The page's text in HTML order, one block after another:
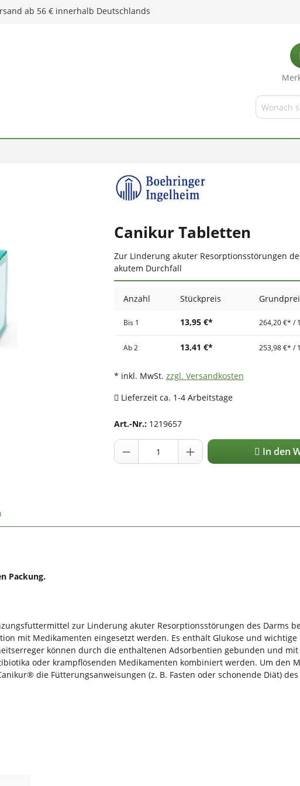
ab 56 € innerhalb Deutschlands
Canikur Tabletten
Zur Linderung akuter Resorptionsstörungen
akutem Durchfall
Anzahl Stückpreis
Bis 1 13,95 €* 264,20 €* /
Ab2 13,41 €* 253,98 €* /
* inkl. MwSt. zzgl. Versandkosten
Lieferzeit ca. 1-4 Arbeitstage
Art.-Nr.: 1219657
In den
Packung.
zur Linderung akuter Resorptionsstörungen des Darms
mit Medikamenten eingesetzt werden. Es enthält Glukose und
können durch die enthaltenen Adsorbentien gebunden und
oder krampflösenden Medikamenten kombiniert werden. Um den
die Fütterungsanweisungen (z. B. Fasten oder schonende Diät)